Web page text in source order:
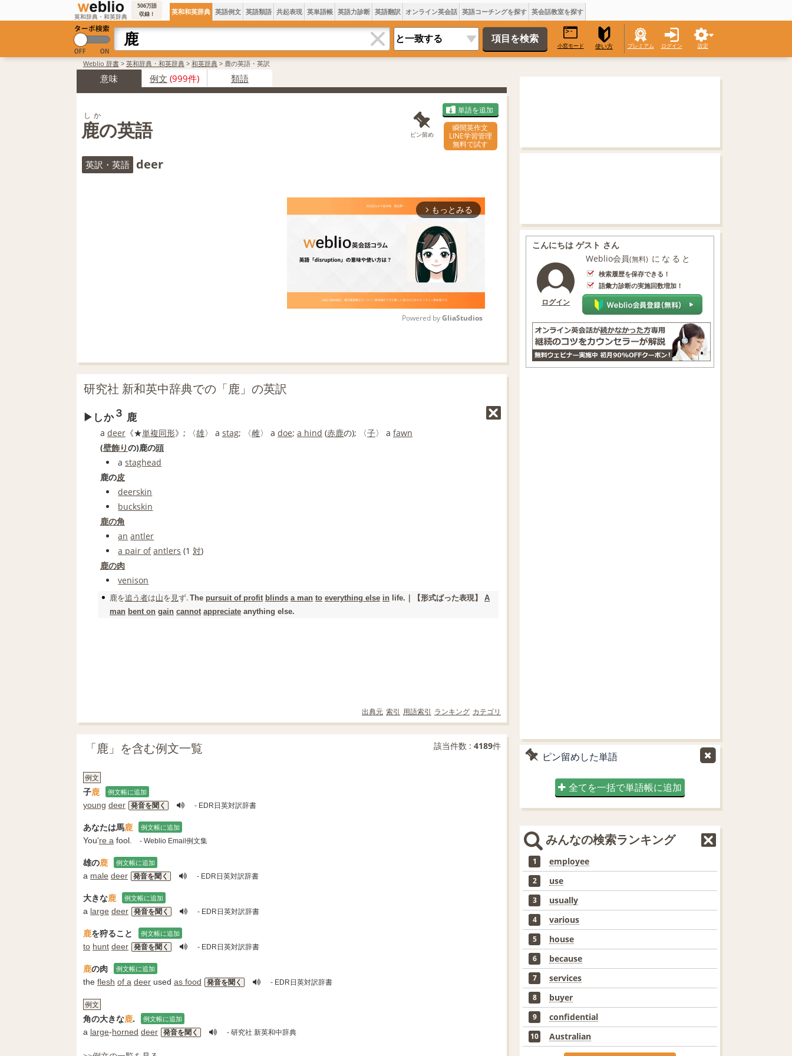
英和辞典・和英辞典
506万語
収録！
英和和英辞典 英語例文 英語類語 共起表現 英単語帳 英語力診断 英語翻訳 オンライン英会話 英語コーチングを探す 英会話教室を探す
小窓モード 使い方 プレミアム ログイン 設定
Weblio 辞書 > 英和辞典・和英辞典 > 和英辞典 > 鹿の英語・英訳
意味 例文 (999件) 類語
鹿の英語
しか
ピン留め
単語を追加
瞬間英作文
LINE学習管理
無料で試す
英訳・英語 deer
arrow_forward_ios もっとみる
Powered by GliaStudios
研究社 新和英中辞典での「鹿」の英訳
しか３ 鹿
a deer 《★単複同形》; 〈雄〉 a stag; 〈雌〉 a doe; a hind (赤鹿の); 〈子〉 a fawn
(壁飾りの)鹿の頭
astaghead
鹿の皮
deerskin
buckskin
鹿の角
an antler
a pair of antlers (1対)
鹿の肉
venison
鹿を追う者は山を見ず. The pursuit of profit blinds a man to everything else in life.｜ 【形式ばった表現】
A
man bent on gain cannot appreciate anything else.
出典元 索引 用語索引 ランキング カテゴリ
「鹿」を含む例文一覧 該当件数 : 4189件
例文
子鹿 例文帳に追加
young deer 発音を聞く - EDR日英対訳辞書
あなたは馬鹿 例文帳に追加
You're a fool. - Weblio Email例文集
雄の鹿 例文帳に追加
a male deer 発音を聞く - EDR日英対訳辞書
大きな鹿 例文帳に追加
a large deer 発音を聞く - EDR日英対訳辞書
鹿を狩ること 例文帳に追加
to hunt deer 発音を聞く - EDR日英対訳辞書
鹿の肉 例文帳に追加
the flesh of a deer used as food 発音を聞く - EDR日英対訳辞書
例文
角の大きな鹿. 例文帳に追加
a large‐horned deer 発音を聞く - 研究社 新英和中辞典
こんにちは ゲスト さん
ログイン
Weblio会員(無料) になると
検索履歴を保存できる！
語彙力診断の実施回数増加！
ピン留めした単語
全てを一括で単語帳に追加
みんなの検索ランキング
1 employee
2 use
3 usually
4 various
5 house
6 because
7 services
8 buyer
9 confidential
10 Australian